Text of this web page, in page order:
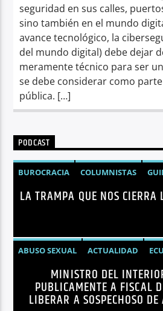
seguridad en sus calles,
sino también en el mundo
avance tecnológico, la
del mundo digital) debe dejar
meramente técnico para ser
se debe considerar como
pública. […]
PODCAST
BUROCRACIA COLUMNISTAS
LIBRE COMERCIO
NOTICIAS
LA TRAMPA QUE NOS CIERRA
ABUSO SEXUAL ACTUALIDAD
JOHN REIMBERG
MINISTRO DEL
SEGURIDAD
MINISTRO DEL
PUBLICAMENTE A FISCAL
LIBERAR A SOSPECHOSO